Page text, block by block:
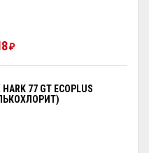
₽
77 GT ECOPLUS